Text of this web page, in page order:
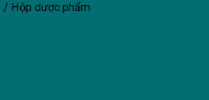
/ Hộp dược phẩm